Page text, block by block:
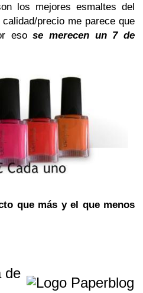
los mejores esmaltes del
precio me parece que
esose merecen un 7 de
que más y el que menos
de